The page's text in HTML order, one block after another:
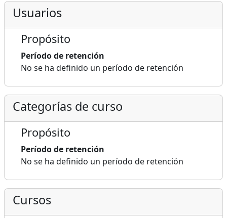
Usuarios
Propósito
Período de retención
No se ha definido un período de retención
Categorías de curso
Propósito
Período de retención
No se ha definido un período de retención
Cursos